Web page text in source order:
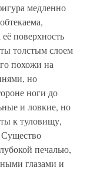
медленно
поверхность
толстым слоем
похожи на
но
ноги до
и ловкие, но
к туловищу,
печалью,
глазами и